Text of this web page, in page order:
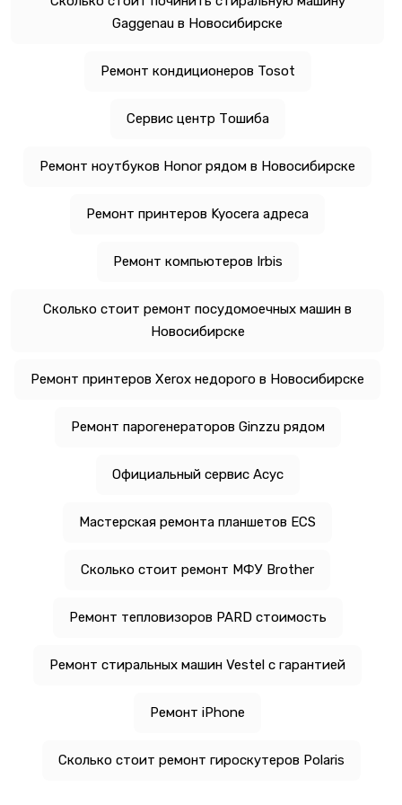
Gaggenau в Новосибирске
Ремонт кондиционеров Tosot
Сервис центр Тошиба
Ремонт ноутбуков Honor рядом в Новосибирске
Ремонт принтеров Kyocera адреса
Ремонт компьютеров Irbis
Сколько стоит ремонт посудомоечных машин в
Новосибирске
Ремонт принтеров Xerox недорого в Новосибирске
Ремонт парогенераторов Ginzzu рядом
Официальный сервис Асус
Мастерская ремонта планшетов ECS
Сколько стоит ремонт МФУ Brother
Ремонт тепловизоров PARD стоимость
Ремонт стиральных машин Vestel с гарантией
Ремонт iPhone
Сколько стоит ремонт гироскутеров Polaris